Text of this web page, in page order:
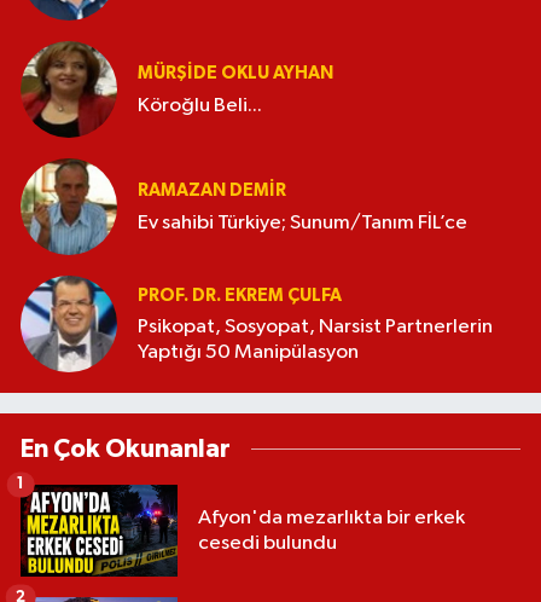
MÜRŞIDE OKLU AYHAN
Köroğlu Beli...
RAMAZAN DEMİR
Ev sahibi Türkiye; Sunum/Tanım FİL’ce
PROF. DR. EKREM ÇULFA
Psikopat, Sosyopat, Narsist Partnerlerin
Yaptığı 50 Manipülasyon
En Çok Okunanlar
Afyon'da mezarlıkta bir erkek
cesedi bulundu
1
2